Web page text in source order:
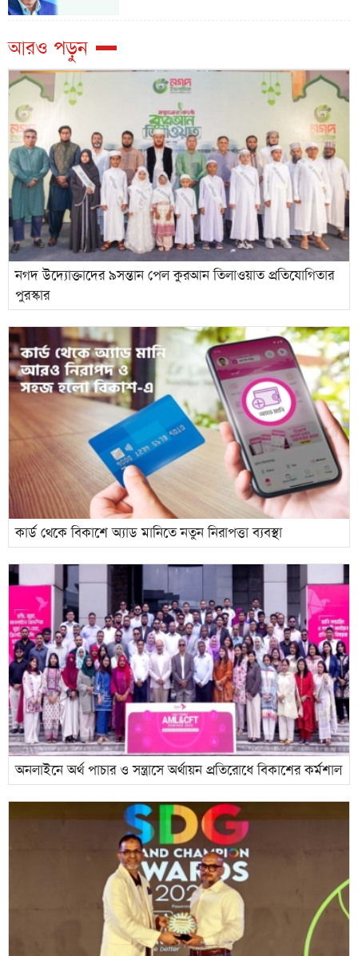
আরও পড়ুন
নগদ উদ্যোক্তাদের ৯সন্তান পেল কুরআন তিলাওয়াত প্রতিযোগিতার
পুরস্কার
কার্ড থেকে বিকাশে অ্যাড মানিতে নতুন নিরাপত্তা ব্যবস্থা
অনলাইনে অর্থ পাচার ও সন্ত্রাসে অর্থায়ন প্রতিরোধে বিকাশের কর্মশাল